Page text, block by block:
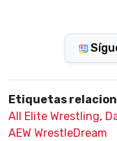
Etiquetas
All Elite Wrestling,
AEW WrestleDream